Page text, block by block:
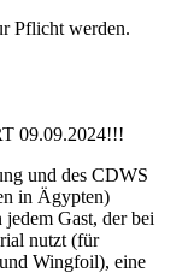
Pflicht werden.
09.09.2024!!!
und des CDWS
in Ägypten)
Gast, der bei
nutzt (für
Wingfoil), eine